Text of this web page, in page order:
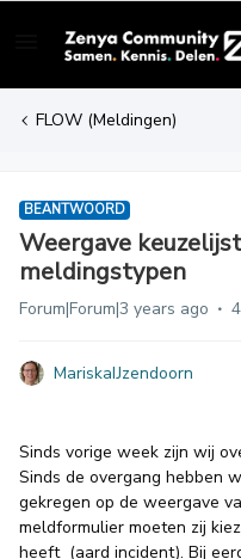
FLOW (Meldingen)
BEANTWOORD
Weergave
meldingstypen
Forum|Forum|3 years ago
MariskaIJzendoorn
Sinds vorige week zijn wij
Sinds de overgang hebben
gekregen op de weergave
meldformulier moeten zij
heeft (aard incident). Bij